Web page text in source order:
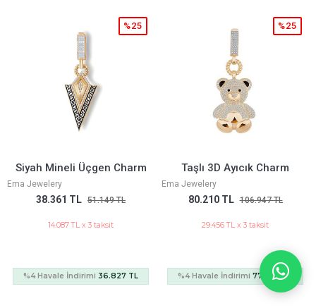
Taşlı 3D Ayıcık Charm
Ema Jewelery
80.210 TL 106.947 TL
%25
29.456 TL x 3 taksit
%4 Havale İndirimi77.002 TL
Figaro Taşlı Gurmet Set
Ema Jewelery
285.968 TL 381.290 TL
%25
105.017 TL x 3 taksit
%4 Havale İndirimi 274.529 TL